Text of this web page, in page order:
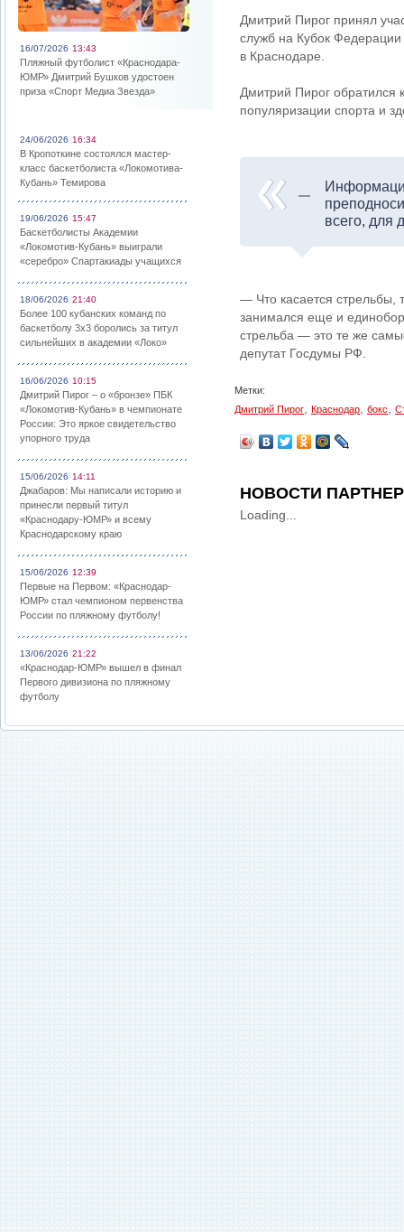
16/07/2026 13:43
Пляжный футболист «Краснодара-
ЮМР» Дмитрий Бушков удостоен
приза «Спорт Медиа Звезда»
24/06/2026 16:34
В Кропоткине состоялся мастер-
класс баскетболиста «Локомотива-
Кубань» Темирова
19/06/2026 15:47
Баскетболисты Академии
«Локомотив-Кубань» выиграли
«серебро» Спартакиады учащихся
18/06/2026 21:40
Более 100 кубанских команд по
баскетболу 3х3 боролись за титул
сильнейших в академии «Локо»
16/06/2026 10:15
Дмитрий Пирог – о «бронзе» ПБК
«Локомотив-Кубань» в чемпионате
России: Это яркое свидетельство
упорного труда
15/06/2026 14:11
Джабаров: Мы написали историю и
принесли первый титул
«Краснодару-ЮМР» и всему
Краснодарскому краю
15/06/2026 12:39
Первые на Первом: «Краснодар-
ЮМР» стал чемпионом первенства
России по пляжному футболу!
13/06/2026 21:22
«Краснодар-ЮМР» вышел в финал
Первого дивизиона по пляжному
футболу
Дмитрий Пирог принял
служб на Кубок
в Краснодаре.
Дмитрий Пирог обратился
популяризации спорта и
всего, для
— Что касается стрельбы,
занимался еще и
стрельба — это те же
депутат Госдумы РФ.
Метки:
Дмитрий Пирог
Краснодар бокс
НОВОСТИ
Loading...